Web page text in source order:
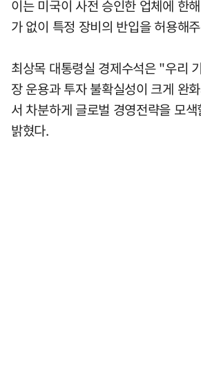
이는 미국이 사전 승인한 업체에 한
가 없이 특정 장비의 반입을 허용해
최상목 대통령실 경제수석은 "우리
장 운용과 투자 불확실성이 크게 완
서 차분하게 글로벌 경영전략을 모
밝혔다.